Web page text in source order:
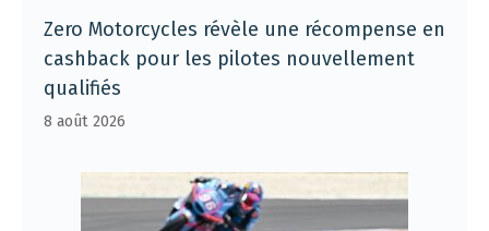
Zero Motorcycles révèle une récompense en
cashback pour les pilotes nouvellement
qualifiés
8 août 2026